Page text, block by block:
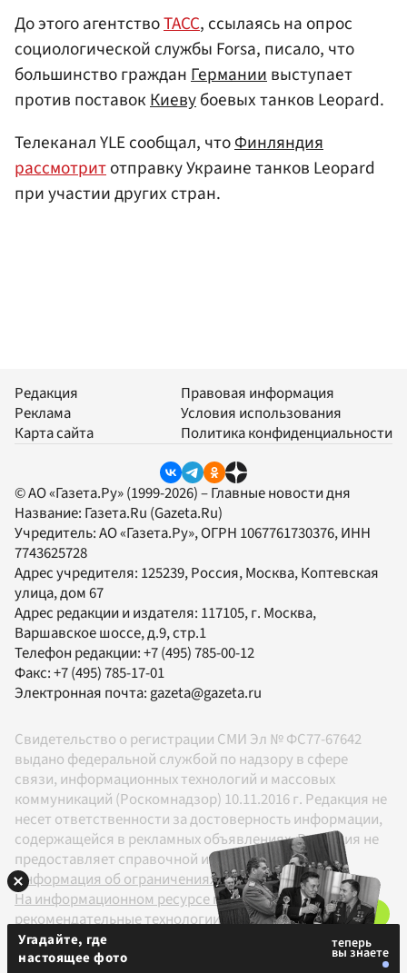
До этого агентствоТАСС, ссылаясь на опрос
социологической службы Forsa, писало, что
большинство гражданГерманиивыступает
против поставокКиевубоевых танков Leopard.
Телеканал YLE сообщал, чтоФинляндия
рассмотритотправку Украине танков Leopard
при участии других стран.
Редакция
Реклама
Карта сайта
Правовая информация
Условия использования
Политика конфиденциальности
© АО «Газета.Ру» (1999-2026) – Главные новости дня
Название: Газета.Ru (Gazeta.Ru)
Учредитель:АО «Газета.Ру», ОГРН 1067761730376, ИНН
7743625728
Адрес учредителя: 125239, Россия, Москва, Коптевская
улица, дом 67
Адрес редакции и издателя: 117105, г. Москва,
Варшавское шоссе, д.9, стр.1
Телефон редакции:+7 (495) 785-00-12
Факс:+7 (495) 785-17-01
Электронная почта:gazeta@gazeta.ru
Свидетельство о регистрации СМИ Эл № ФС77-67642
выдано федеральной службой по надзору в сфере
связи, информационных технологий и массовых
коммуникаций (Роскомнадзор) 10.11.2016 г. Редакция не
несет ответственности за достоверность информации,
содержащейся в рекламных объявлениях. Редакция не
предоставляет справочной информации.
Информация об ограничениях
На информационном ресурсе применяются
рекомендательные технологии в соответствии с
Правилами
Угадайте, где
настоящее фото